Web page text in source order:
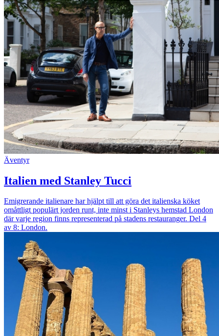
Äventyr
Italien med Stanley Tucci
Emigrerande italienare har hjälpt till att göra det italienska köket
omåttligt populärt jorden runt, inte minst i Stanleys hemstad London
där varje region finns representerad på stadens restauranger. Del 4
av 8: London.